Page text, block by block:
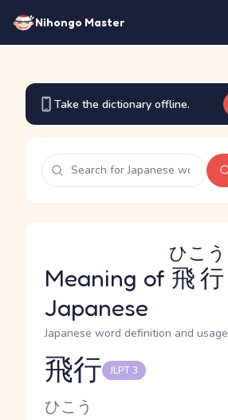
Nihongo Master
Take the dictionary offline.
Meaning of 飛行
ひこう
Japanese
Japanese word definition and usage
Reading and JLPT level
飛行 JLPT 3
Kana Reading
ひこう